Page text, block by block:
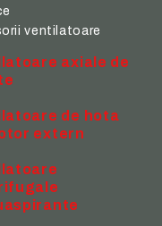
ventilatoare
axiale de
de hota
extern